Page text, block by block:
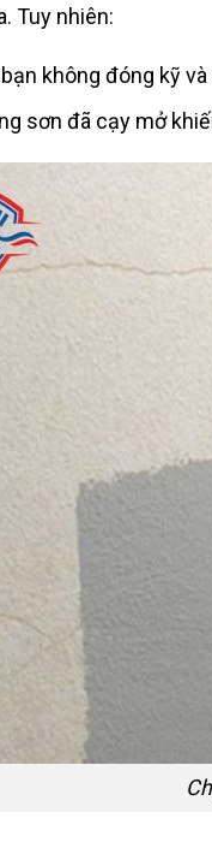
Tuy nhiên:
không đóng kỹ
sơn đã cạy mở